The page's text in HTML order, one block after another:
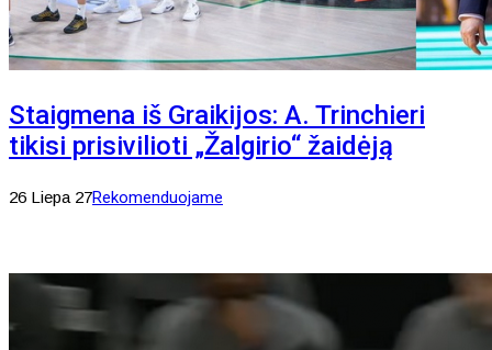
Staigmena iš Graikijos: A. Trinchieri
tikisi prisivilioti „Žalgirio“ žaidėją
26 Liepa 27Rekomenduojame